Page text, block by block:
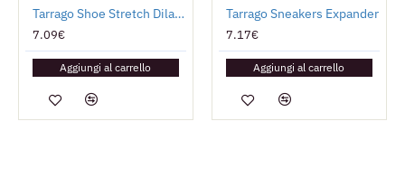
Tarrago Shoe Stretch Dilatatore
7.09€
Aggiungi al carrello
Tarrago Sneakers Expander
7.17€
Aggiungi al carrello